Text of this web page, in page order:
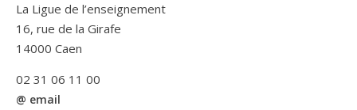
La Ligue de l’enseignement
16, rue de la Girafe
14000 Caen
02 31 06 11 00
@ email